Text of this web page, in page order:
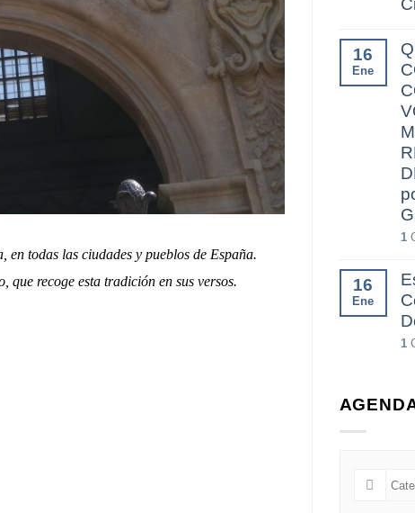
todas las ciudades y pueblos de España.
recoge esta tradición en sus versos.
16
Ene
1
16
Ene
1